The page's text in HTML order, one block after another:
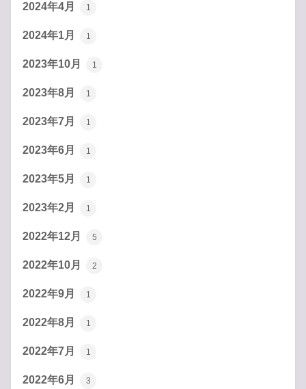
2024年4月 1
2024年1月 1
2023年10月 1
2023年8月 1
2023年7月 1
2023年6月 1
2023年5月 1
2023年2月 1
2022年12月 5
2022年10月 2
2022年9月 1
2022年8月 1
2022年7月 1
2022年6月 3